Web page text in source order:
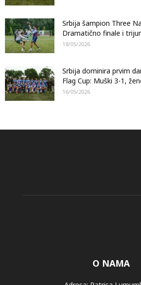
Srbija šampion Three
Dramatično finale i
18/05/2026
Srbija dominira prvim
Flag Cup: Muški 3-1,
16/05/2026
O NAMA